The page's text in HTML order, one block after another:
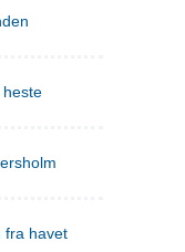
heste
fra havet